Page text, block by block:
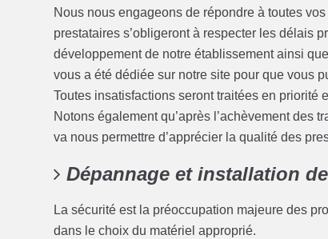
Nous nous engageons de répondre à toutes
prestataires s’obligeront à respecter les délais
développement de notre établissement ainsi
vous a été dédiée sur notre site pour que vous
Toutes insatisfactions seront traitées en priorité
Notons également qu’après l’achèvement des
va nous permettre d’apprécier la qualité des
Dépannage et installation
La sécurité est la préoccupation majeure des
dans le choix du matériel approprié.